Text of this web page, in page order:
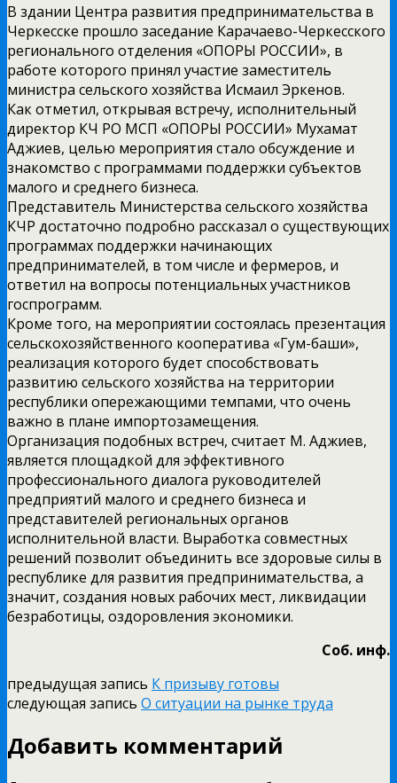
В здании Центра развития предпринимательства в
Черкесске прошло заседание Карачаево-Черкесского
регионального отделения «ОПОРЫ РОССИИ», в
работе которого принял участие заместитель
министра сельского хозяйства Исмаил Эркенов.
Как отметил, открывая встречу, исполнительный
директор КЧ РО МСП «ОПОРЫ РОССИИ» Мухамат
Аджиев, целью мероприятия стало обсуждение и
знакомство с программами поддержки субъектов
малого и среднего бизнеса.
Представитель Министерства сельского хозяйства
КЧР достаточно подробно рассказал о существующих
программах поддержки начинающих
предпринимателей, в том числе и фермеров, и
ответил на вопросы потенциальных участников
госпрограмм.
Кроме того, на мероприятии состоялась презентация
сельскохозяйственного кооператива «Гум-баши»,
реализация которого будет способствовать
развитию сельского хозяйства на территории
республики опережающими темпами, что очень
важно в плане импортозамещения.
Организация подобных встреч, считает М. Аджиев,
является площадкой для эффективного
профессионального диалога руководителей
предприятий малого и среднего бизнеса и
представителей региональных органов
исполнительной власти. Выработка совместных
решений позволит объединить все здоровые силы в
республике для развития предпринимательства, а
значит, создания новых рабочих мест, ликвидации
безработицы, оздоровления экономики.
Соб. инф.
предыдущая запись К призыву готовы
следующая запись О ситуации на рынке труда
Добавить комментарий